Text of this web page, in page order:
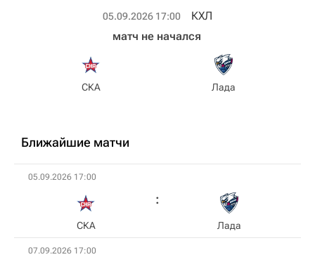
05.09.2026 17:00 КХЛ
СКА
матч не начался
Лада
Ближайшие матчи
05.09.2026 17:00
СКА Лада
07.09.2026 17:00